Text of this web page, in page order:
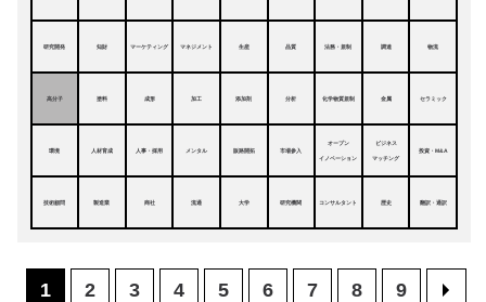
研究開発 知財 マーケティング マネジメント 生産 品質 法務・規制 調達 物流
高分子 塗料 成形 加工 添加剤 分析 化学物質規制 金属 セラミック
環境 人材育成 人事・採用 メンタル 販路開拓 市場参入
オープン
イノベーション
ビジネス
マッチング
投資・M&A
技術顧問 製造業 商社 流通 大学 研究機関 コンサルタント 歴史 翻訳・通訳
1 2 3 4 5 6 7 8 9 >